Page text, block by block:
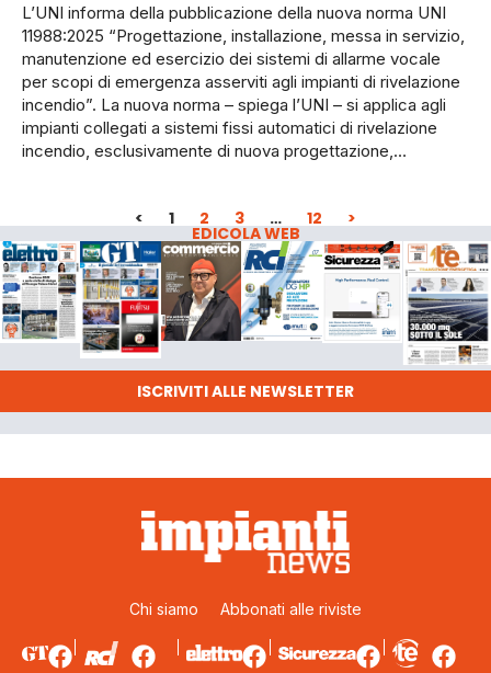
L’UNI informa della pubblicazione della nuova norma UNI
11988:2025 “Progettazione, installazione, messa in servizio,
manutenzione ed esercizio dei sistemi di allarme vocale
per scopi di emergenza asserviti agli impianti di rivelazione
incendio”. La nuova norma – spiega l’UNI – si applica agli
impianti collegati a sistemi fissi automatici di rivelazione
incendio, esclusivamente di nuova progettazione,…
< 1 2 3 … 12 >
EDICOLA WEB
ISCRIVITI ALLE NEWSLETTER
Chi siamo Abbonati alle riviste